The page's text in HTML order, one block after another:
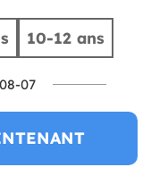
10-12 ans
07